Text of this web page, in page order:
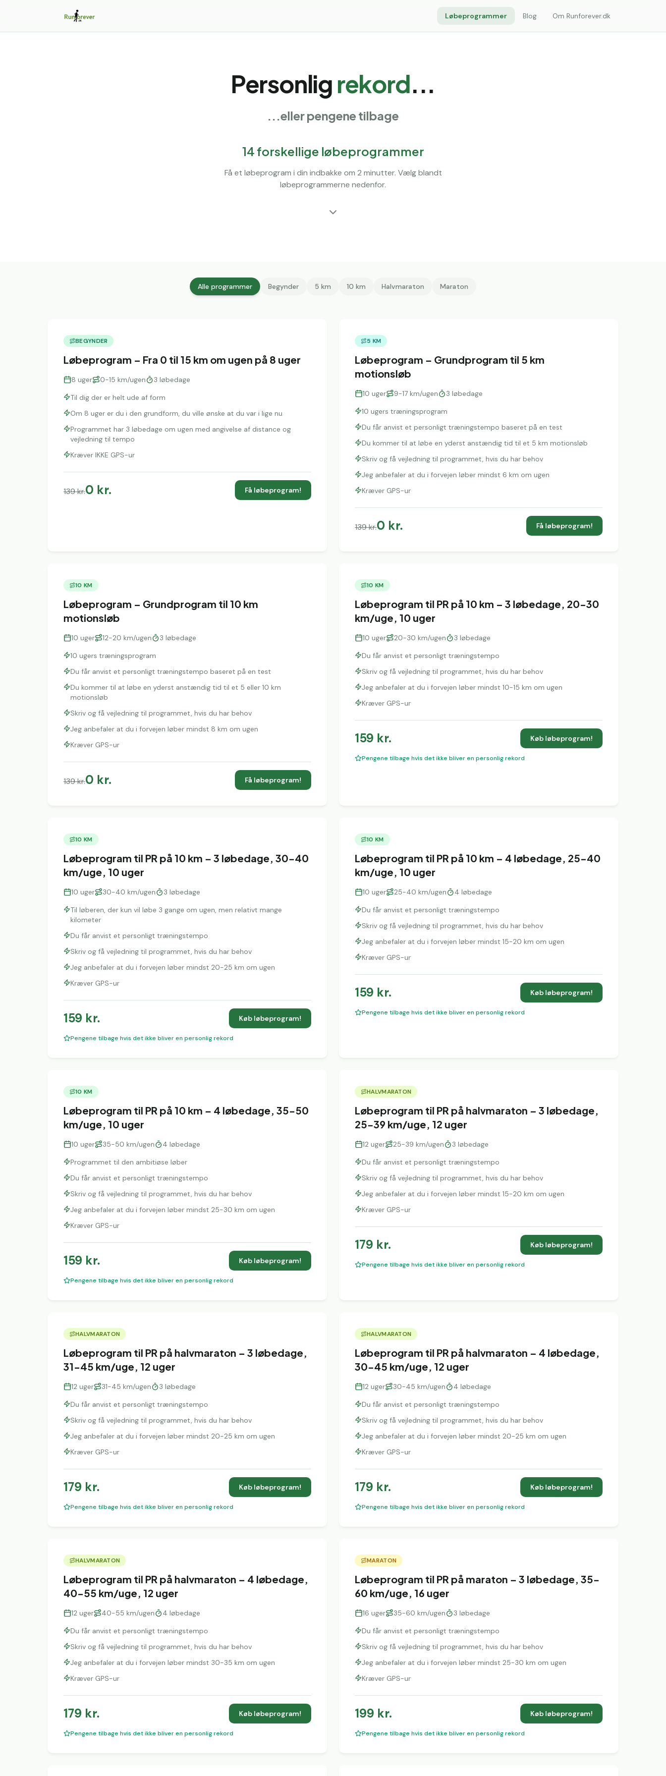
Løbeprogrammer Blog Om Runforever.dk
Personligrekord...
...eller pengene tilbage
14 forskellige løbeprogrammer
Få et løbeprogram i din indbakke om 2 minutter. Vælg blandt
løbeprogrammerne nedenfor.
Alle programmer Begynder 5 km 10 km Halvmaraton Maraton
BEGYNDER
Løbeprogram – Fra 0 til 15 km om ugen på 8 uger
8 uger 0-15 km/ugen 3 løbedage
Til dig der er helt ude af form
Om 8 uger er du i den grundform, du ville ønske at du var i lige nu
Programmet har 3 løbedage om ugen med angivelse af distance og
vejledning til tempo
Kræver IKKE GPS-ur
139kr.0 kr. Få løbeprogram!
5 KM
Løbeprogram – Grundprogram til 5 km
motionsløb
10 uger 9-17 km/ugen 3 løbedage
10 ugers træningsprogram
Du får anvist et personligt træningstempo baseret på en test
Du kommer til at løbe en yderst anstændig tid til et 5 km motionsløb
Skriv og få vejledning til programmet, hvis du har behov
Jeg anbefaler at du i forvejen løber mindst 6 km om ugen
Kræver GPS-ur
139kr.0 kr. Få løbeprogram!
10 KM
Løbeprogram – Grundprogram til 10 km
motionsløb
10 uger 12-20 km/ugen 3 løbedage
10 ugers træningsprogram
Du får anvist et personligt træningstempo baseret på en test
Du kommer til at løbe en yderst anstændig tid til et 5 eller 10 km
motionsløb
Skriv og få vejledning til programmet, hvis du har behov
Jeg anbefaler at du i forvejen løber mindst 8 km om ugen
Kræver GPS-ur
139kr.0 kr. Få løbeprogram!
10 KM
Løbeprogram til PR på 10 km – 3 løbedage, 20-30
km/uge, 10 uger
10 uger 20-30 km/ugen 3 løbedage
Du får anvist et personligt træningstempo
Skriv og få vejledning til programmet, hvis du har behov
Jeg anbefaler at du i forvejen løber mindst 10-15 km om ugen
Kræver GPS-ur
159 kr. Køb løbeprogram!
Pengene tilbage hvis det ikke bliver en personlig rekord
10 KM
Løbeprogram til PR på 10 km – 3 løbedage, 30-40
km/uge, 10 uger
10 uger 30-40 km/ugen 3 løbedage
Til løberen, der kun vil løbe 3 gange om ugen, men relativt mange
kilometer
Du får anvist et personligt træningstempo
Skriv og få vejledning til programmet, hvis du har behov
Jeg anbefaler at du i forvejen løber mindst 20-25 km om ugen
Kræver GPS-ur
159 kr. Køb løbeprogram!
Pengene tilbage hvis det ikke bliver en personlig rekord
10 KM
Løbeprogram til PR på 10 km – 4 løbedage, 25-40
km/uge, 10 uger
10 uger 25-40 km/ugen 4 løbedage
Du får anvist et personligt træningstempo
Skriv og få vejledning til programmet, hvis du har behov
Jeg anbefaler at du i forvejen løber mindst 15-20 km om ugen
Kræver GPS-ur
159 kr. Køb løbeprogram!
Pengene tilbage hvis det ikke bliver en personlig rekord
10 KM
Løbeprogram til PR på 10 km – 4 løbedage, 35-50
km/uge, 10 uger
10 uger 35-50 km/ugen 4 løbedage
Programmet til den ambitiøse løber
Du får anvist et personligt træningstempo
Skriv og få vejledning til programmet, hvis du har behov
Jeg anbefaler at du i forvejen løber mindst 25-30 km om ugen
Kræver GPS-ur
159 kr. Køb løbeprogram!
Pengene tilbage hvis det ikke bliver en personlig rekord
HALVMARATON
Løbeprogram til PR på halvmaraton – 3 løbedage,
25-39 km/uge, 12 uger
12 uger 25-39 km/ugen 3 løbedage
Du får anvist et personligt træningstempo
Skriv og få vejledning til programmet, hvis du har behov
Jeg anbefaler at du i forvejen løber mindst 15-20 km om ugen
Kræver GPS-ur
179 kr. Køb løbeprogram!
Pengene tilbage hvis det ikke bliver en personlig rekord
HALVMARATON
Løbeprogram til PR på halvmaraton – 3 løbedage,
31-45 km/uge, 12 uger
12 uger 31-45 km/ugen 3 løbedage
Du får anvist et personligt træningstempo
Skriv og få vejledning til programmet, hvis du har behov
Jeg anbefaler at du i forvejen løber mindst 20-25 km om ugen
Kræver GPS-ur
179 kr. Køb løbeprogram!
Pengene tilbage hvis det ikke bliver en personlig rekord
HALVMARATON
Løbeprogram til PR på halvmaraton – 4 løbedage,
30-45 km/uge, 12 uger
12 uger 30-45 km/ugen 4 løbedage
Du får anvist et personligt træningstempo
Skriv og få vejledning til programmet, hvis du har behov
Jeg anbefaler at du i forvejen løber mindst 20-25 km om ugen
Kræver GPS-ur
179 kr. Køb løbeprogram!
Pengene tilbage hvis det ikke bliver en personlig rekord
HALVMARATON
Løbeprogram til PR på halvmaraton – 4 løbedage,
40-55 km/uge, 12 uger
12 uger 40-55 km/ugen 4 løbedage
Du får anvist et personligt træningstempo
Skriv og få vejledning til programmet, hvis du har behov
Jeg anbefaler at du i forvejen løber mindst 30-35 km om ugen
Kræver GPS-ur
179 kr. Køb løbeprogram!
Pengene tilbage hvis det ikke bliver en personlig rekord
MARATON
Løbeprogram til PR på maraton – 3 løbedage, 35-
60 km/uge, 16 uger
16 uger 35-60 km/ugen 3 løbedage
Du får anvist et personligt træningstempo
Skriv og få vejledning til programmet, hvis du har behov
Jeg anbefaler at du i forvejen løber mindst 25-30 km om ugen
Kræver GPS-ur
199 kr. Køb løbeprogram!
Pengene tilbage hvis det ikke bliver en personlig rekord